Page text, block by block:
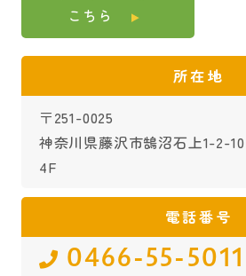
こちら
所在地
〒251-0025
神奈川県藤沢市鵠沼石上1-2-
4F
電話番号
0466-55-5011